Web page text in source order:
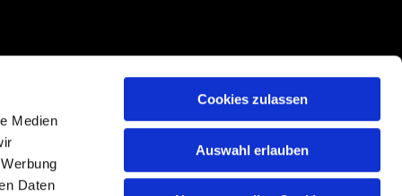
Medien
Daten
Cookies zulassen
Auswahl erlauben